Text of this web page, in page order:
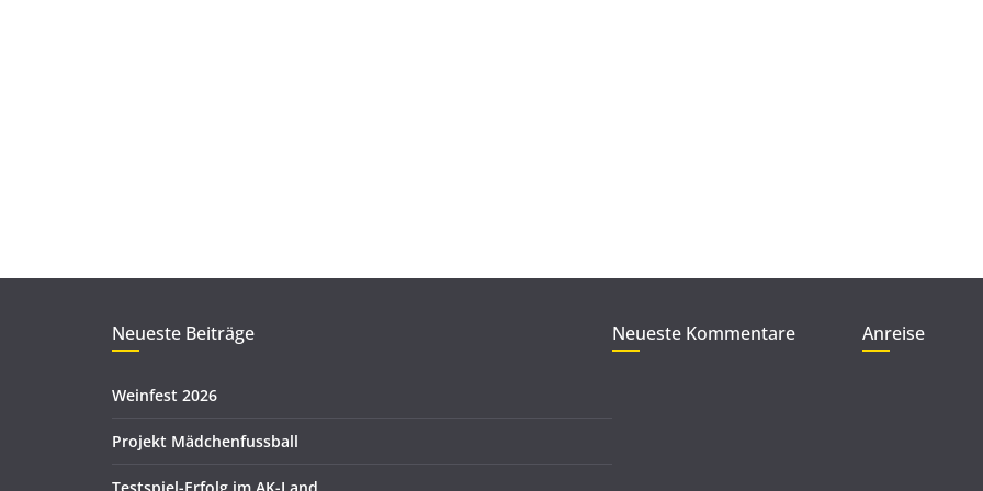
Neueste Beiträge
Weinfest 2026
Projekt Mädchenfussball
Neueste Kommentare Anreise